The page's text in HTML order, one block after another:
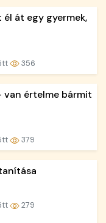
él át egy gyermek,
356
van értelme bármit
379
279